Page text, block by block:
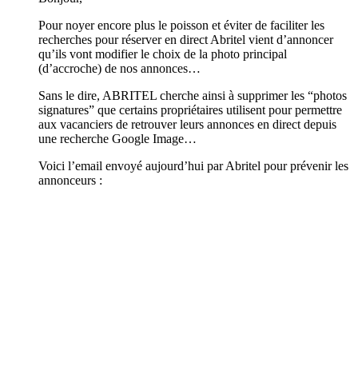
Pour noyer encore plus le poisson et éviter de faciliter les
recherches pour réserver en direct Abritel vient d’annoncer
qu’ils vont modifier le choix de la photo principal
(d’accroche) de nos annonces…
Sans le dire, ABRITEL cherche ainsi à supprimer les “photos
signatures” que certains propriétaires utilisent pour permettre
aux vacanciers de retrouver leurs annonces en direct depuis
une recherche Google Image…
Voici l’email envoyé aujourd’hui par Abritel pour prévenir les
annonceurs :